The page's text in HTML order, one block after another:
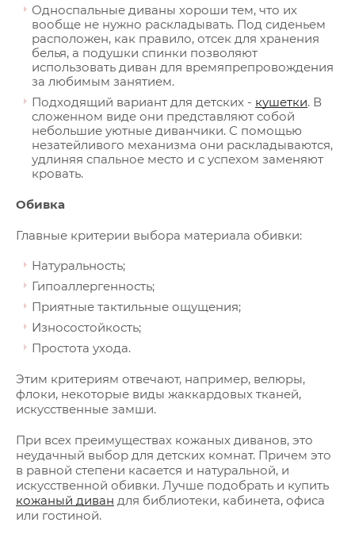
Односпальные диваны хороши тем, что их
вообще не нужно раскладывать. Под сиденьем
расположен, как правило, отсек для хранения
белья, а подушки спинки позволяют
использовать диван для времяпрепровождения
за любимым занятием.
Подходящий вариант для детских - кушетки. В
сложенном виде они представляют собой
небольшие уютные диванчики. С помощью
незатейливого механизма они раскладываются,
удлиняя спальное место и с успехом заменяют
кровать.
Обивка
Главные критерии выбора материала обивки:
Натуральность;
Гипоаллергенность;
Приятные тактильные ощущения;
Износостойкость;
Простота ухода.
Этим критериям отвечают, например, велюры,
флоки, некоторые виды жаккардовых тканей,
искусственные замши.
При всех преимуществах кожаных диванов, это
неудачный выбор для детских комнат. Причем это
в равной степени касается и натуральной, и
искусственной обивки. Лучше подобрать и купить
кожаный диван для библиотеки, кабинета, офиса
или гостиной.